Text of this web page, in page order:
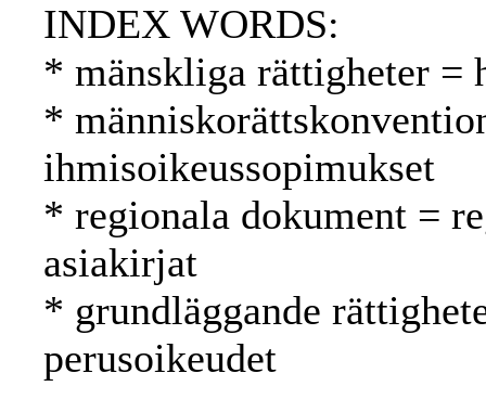
INDEX WORDS:
* mänskliga rättigheter =
*
ihmisoikeussopimukset
* regionala dokument =
asiakirjat
* grundläggande
perusoikeudet